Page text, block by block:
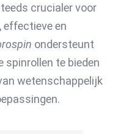
crucialer voor
effectieve en
ondersteunt
spinrollen te bieden
wetenschappelijk